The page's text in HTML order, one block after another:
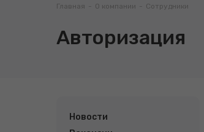
Главная - О компании - Сотрудники
Авторизация
Новости